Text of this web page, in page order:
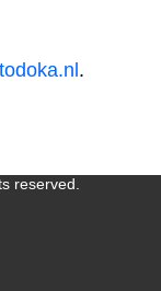
.
reserved.